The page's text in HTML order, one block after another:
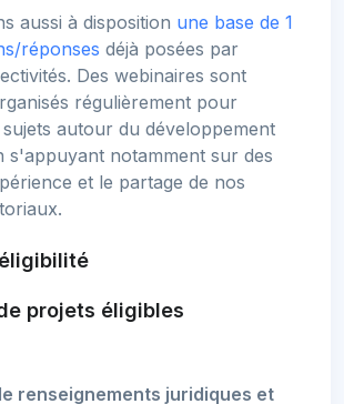
aussi à disposition une base de 1
réponses déjà posées par
Des webinaires sont
régulièrement pour
autour du développement
s'appuyant notamment sur des
et le partage de nos
projets éligibles
renseignements juridiques et